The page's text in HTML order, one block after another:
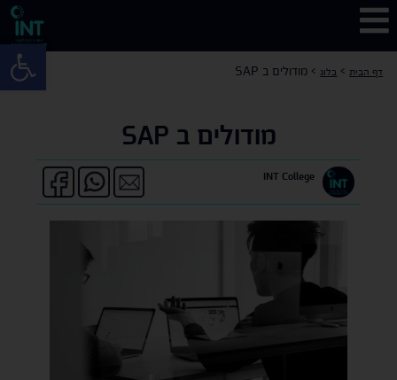
דף הבית > בלוג > מודולים ב SAP
מודולים ב SAP
INT College